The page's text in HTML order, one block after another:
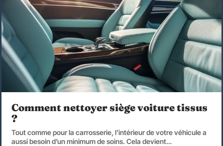
Comment nettoyer siège voiture tissus
?
Tout comme pour la carrosserie, l’intérieur de votre véhicule a
aussi besoin d’un minimum de soins. Cela devient…